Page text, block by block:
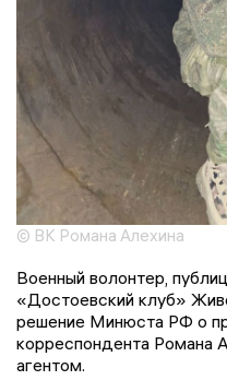
© ВК Романа Алехина
Военный волонтер,
«Достоевский клуб»
решение Минюста РФ о
корреспондента Романа
агентом.